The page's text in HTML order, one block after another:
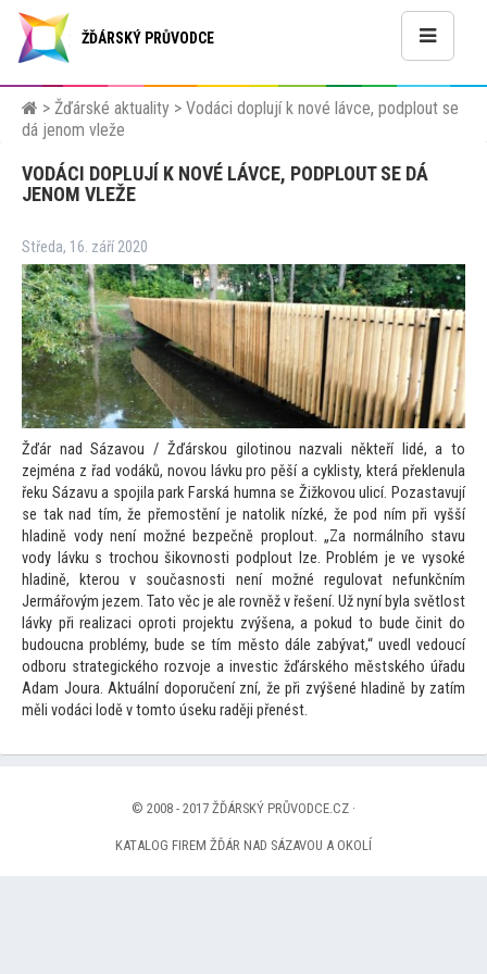
ŽĎÁRSKÝ PRŮVODCE
> Žďárské aktuality > Vodáci doplují k nové lávce, podplout se
dá jenom vleže
VODÁCI DOPLUJÍ K NOVÉ LÁVCE, PODPLOUT SE DÁ
JENOM VLEŽE
Středa, 16. září 2020
Žďár nad Sázavou / Žďárskou gilotinou nazvali někteří lidé, a to
zejména z řad vodáků, novou lávku pro pěší a cyklisty, která překlenula
řeku Sázavu a spojila park Farská humna se Žižkovou ulicí. Pozastavují
se tak nad tím, že přemostění je natolik nízké, že pod ním při vyšší
hladině vody není možné bezpečně proplout. „Za normálního stavu
vody lávku s trochou šikovnosti podplout lze. Problém je ve vysoké
hladině, kterou v současnosti není možné regulovat nefunkčním
Jermářovým jezem. Tato věc je ale rovněž v řešení. Už nyní byla světlost
lávky při realizaci oproti projektu zvýšena, a pokud to bude činit do
budoucna problémy, bude se tím město dále zabývat,“ uvedl vedoucí
odboru strategického rozvoje a investic žďárského městského úřadu
Adam Joura. Aktuální doporučení zní, že při zvýšené hladině by zatím
měli vodáci lodě vtomto úseku raději přenést.
© 2008 - 2017 ŽĎÁRSKÝ PRŮVODCE.CZ ·
KATALOG FIREM ŽĎÁR NAD SÁZAVOU A OKOLÍ